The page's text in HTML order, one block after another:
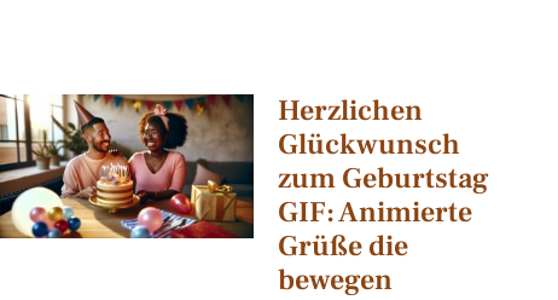
Herzlichen
Glückwunsch
zum Geburtstag
GIF: Animierte
Grüße die
bewegen